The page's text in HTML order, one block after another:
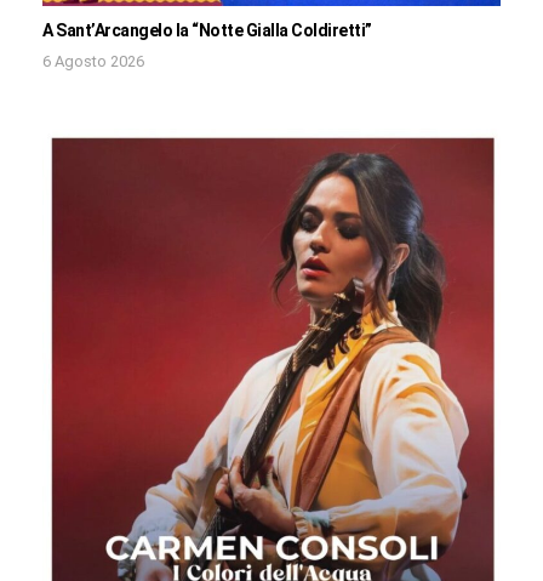
A Sant’Arcangelo la “Notte Gialla Coldiretti”
6 Agosto 2026